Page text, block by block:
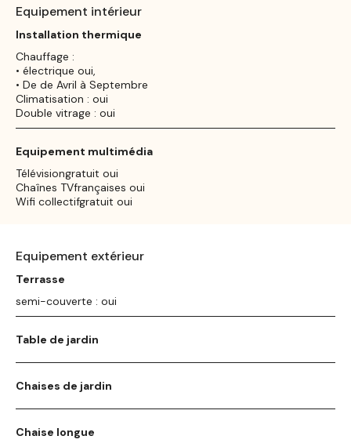
Equipement intérieur
Installation thermique
Chauffage :
• électrique oui,
• De de Avril à Septembre
Climatisation : oui
Double vitrage : oui
Equipement multimédia
Télévisiongratuit oui
Chaînes TVfrançaises oui
Wifi collectifgratuit oui
Equipement extérieur
Terrasse
semi-couverte : oui
Table de jardin
Chaises de jardin
Chaise longue